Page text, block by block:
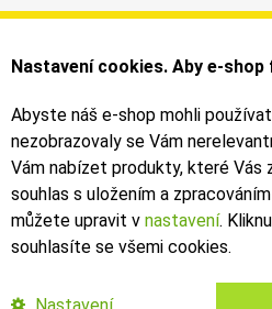
Informace
Obchodní podmínky
Bezpečné on-line platby dodává
Nastavení cookies. Aby e-
Abyste náš e-shop mohli
nezobrazovaly se Vám
Vám nabízet produkty, které Vás
souhlas s uložením a
můžete upravit v nastavení.
souhlasíte se všemi cookies.
Nastavení